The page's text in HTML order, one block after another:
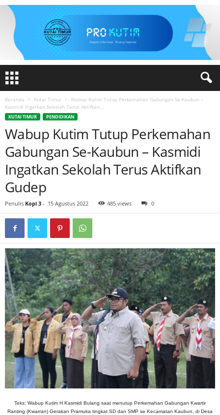
Beranda Kutai Timur
Wabup Kutim Tutup Perkemahan Gabungan Se-Kaubun –
Kasmidi Ingatkan Sekolah Terus Aktifkan...
KUTAI TIMUR PENDIDIKAN
Wabup Kutim Tutup Perkemahan
Gabungan Se-Kaubun – Kasmidi
Ingatkan Sekolah Terus Aktifkan
Gudep
Penulis Kopi 3 - 15 Agustus 2022 485 views 0
Teks: Wabup Kutim H Kasmidi Bulang saat menutup Perkemahan Gabungan Kwartir
Ranting (Kwarran) Gerakan Pramuka tingkat SD dan SMP se Kecamatan Kaubun, di Desa